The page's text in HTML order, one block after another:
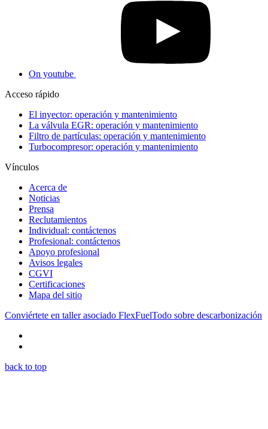
On youtube
Acceso rápido
El inyector: operación y mantenimiento
La válvula EGR: operación y mantenimiento
Filtro de partículas: operación y mantenimiento
Turbocompresor: operación y mantenimiento
Vínculos
Acerca de
Noticias
Prensa
Reclutamientos
Individual: contáctenos
Profesional: contáctenos
Apoyo profesional
Avisos legales
CGVI
Certificaciones
Mapa del sitio
Conviértete en taller asociado FlexFuelTodo sobre descarbonización
back to top